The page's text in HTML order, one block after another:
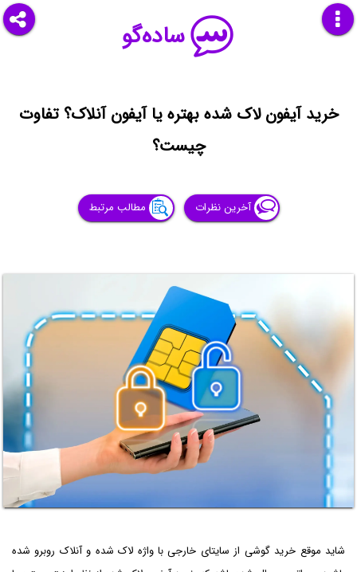
ساده‌گو
خرید آیفون لاک شده بهتره یا آیفون آنلاک؟ تفاوت
چیست؟
آخرین نظرات مطالب مرتبط
شاید موقع خرید گوشی از سایتای خارجی با واژه لاک شده و آنلاک روبرو شده